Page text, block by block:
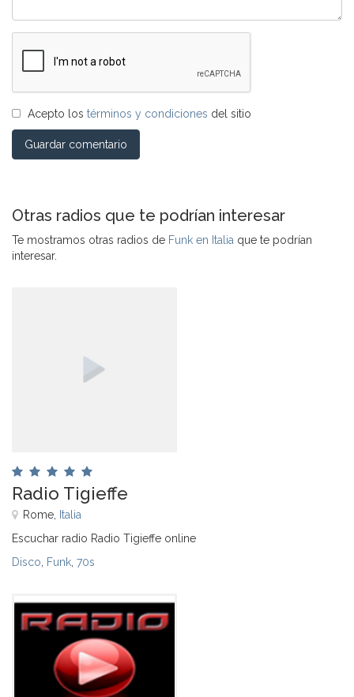
Acepto los términos y condiciones del sitio
Guardar comentario
Otras radios que te podrían interesar
Te mostramos otras radios de Funk en Italia que te podrían
interesar.
Radio Tigieffe
Rome, Italia
Escuchar radio Radio Tigieffe online
Disco Funk 70s